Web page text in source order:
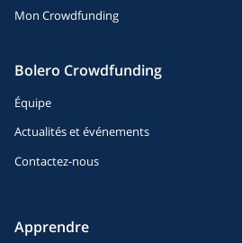
Mon Crowdfunding
Bolero Crowdfunding
Équipe
Actualités et événements
Contactez-nous
Apprendre